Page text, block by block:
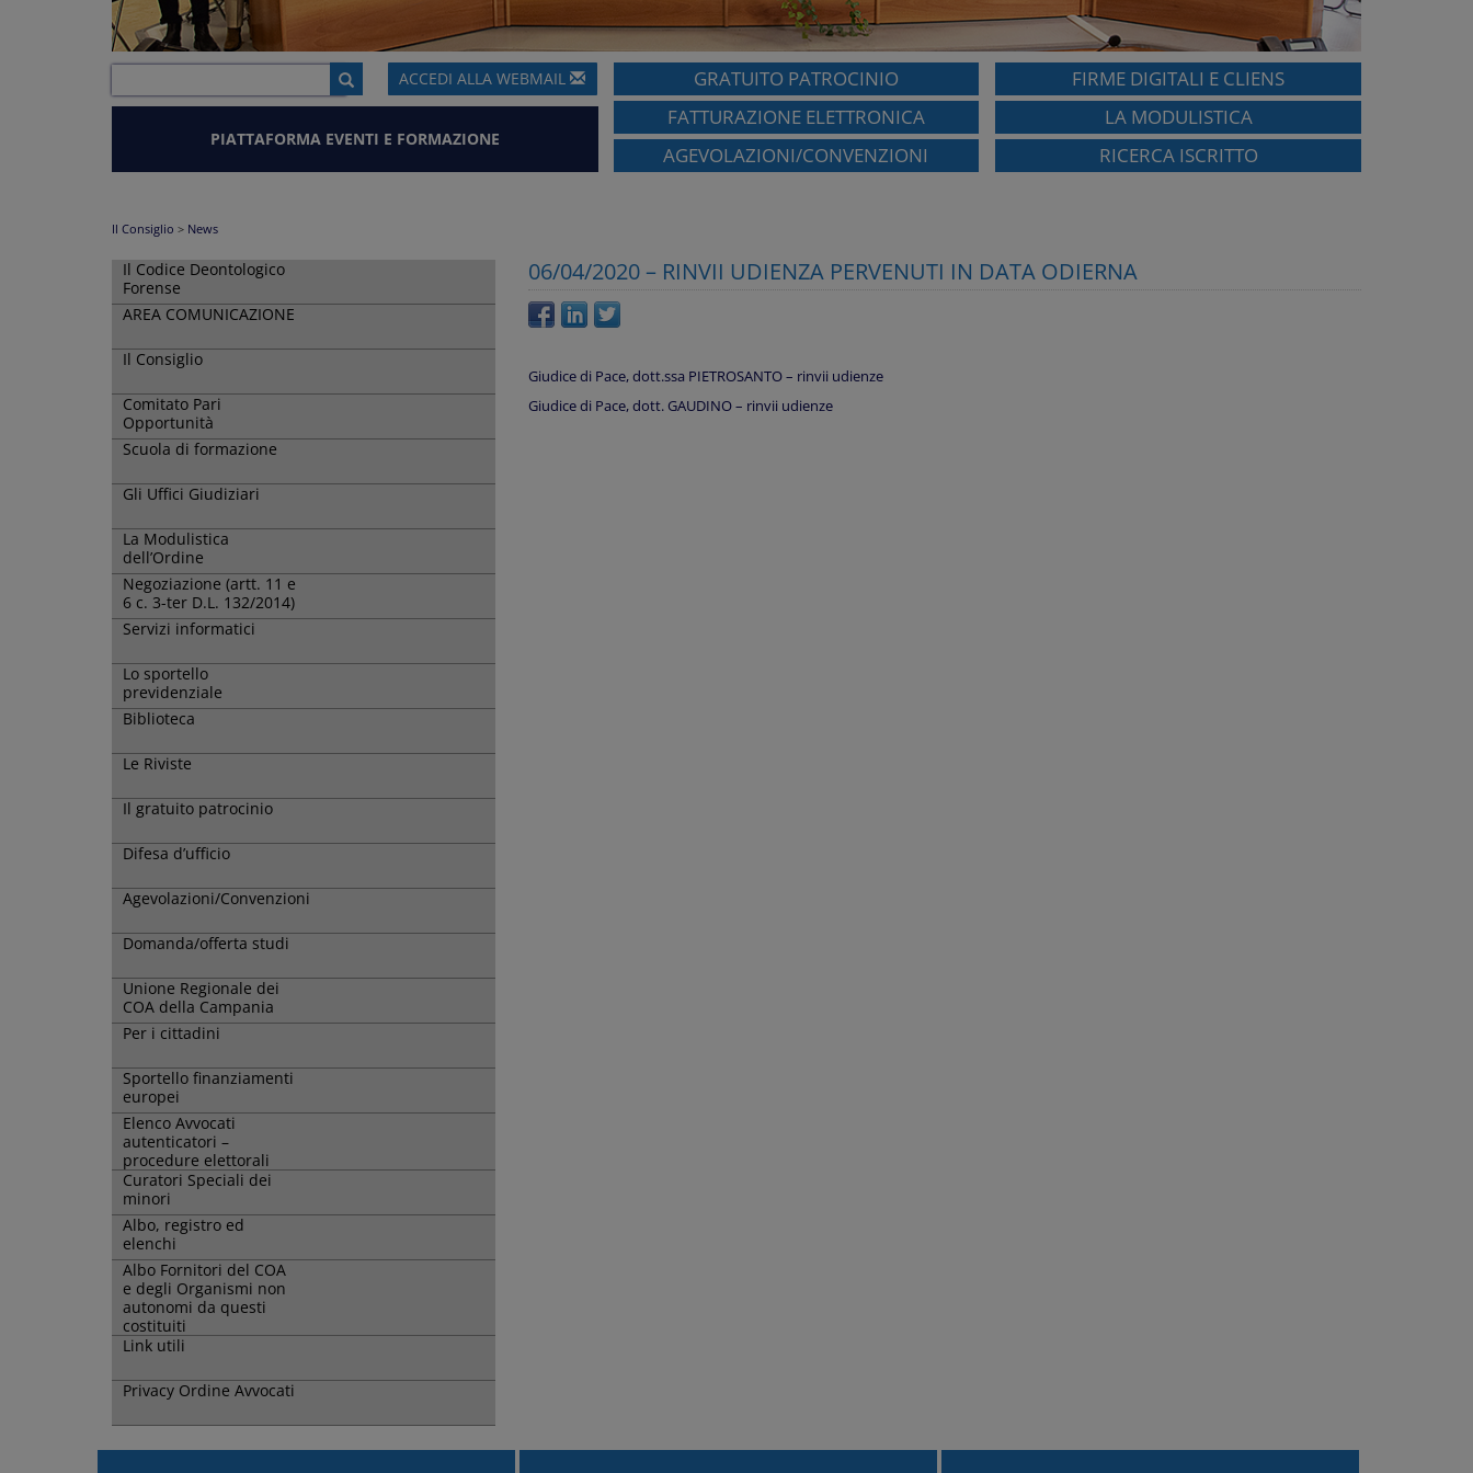
ACCEDI ALLAWEBMAIL
PIATTAFORMA EVENTI E FORMAZIONE
GRATUITO PATROCINIO
FIRME DIGITALI E CLIENS
FATTURAZIONE ELETTRONICA
LA MODULISTICA
AGEVOLAZIONI/CONVENZIONI
RICERCA ISCRITTO
Il Consiglio > News
Il Codice Deontologico
Forense
AREA COMUNICAZIONE
Il Consiglio
Comitato Pari
Opportunità
Scuola di formazione
Gli Uffici Giudiziari
La Modulistica
dell’Ordine
Negoziazione (artt. 11 e
6 c. 3-ter D.L. 132/2014)
Servizi informatici
Lo sportello
previdenziale
Biblioteca
Le Riviste
Il gratuito patrocinio
Difesa d’ufficio
Agevolazioni/Convenzioni
Domanda/offerta studi
Unione Regionale dei
COA della Campania
Per i cittadini
Sportello finanziamenti
europei
Elenco Avvocati
autenticatori –
procedure elettorali
Curatori Speciali dei
minori
Albo, registro ed
elenchi
Albo Fornitori del COA
e degli Organismi non
autonomi da questi
costituiti
Link utili
Privacy Ordine Avvocati
06/04/2020 – RINVII UDIENZA PERVENUTI IN DATA ODIERNA
Giudice di Pace, dott.ssa PIETROSANTO – rinvii udienze
Giudice di Pace, dott. GAUDINO – rinvii udienze